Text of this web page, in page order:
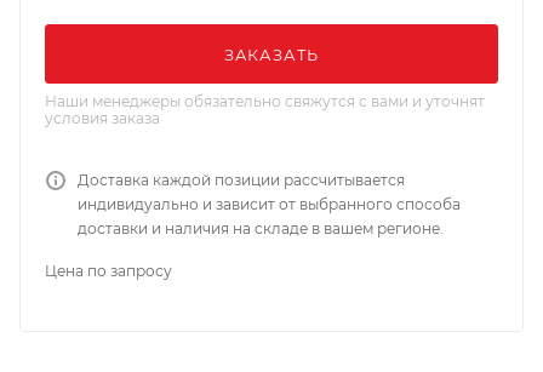
ЗАКАЗАТЬ
Наши менеджеры обязательно свяжутся с вами и уточнят
условия заказа
Доставка каждой позиции рассчитывается
индивидуально и зависит от выбранного способа
доставки и наличия на складе в вашем регионе.
Цена по запросу